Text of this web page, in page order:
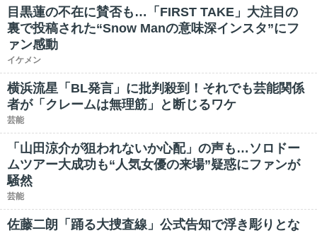
目黒蓮の不在に賛否も…「FIRST TAKE」大注目の
裏で投稿された“Snow Manの意味深インスタ”にフ
ァン感動
イケメン
横浜流星「BL発言」に批判殺到！それでも芸能関係
者が「クレームは無理筋」と断じるワケ
芸能
「山田涼介が狙われないか心配」の声も…ソロドー
ムツアー大成功も“人気女優の来場”疑惑にファンが
騒然
芸能
佐藤二朗「踊る大捜査線」公式告知で浮き彫りとな